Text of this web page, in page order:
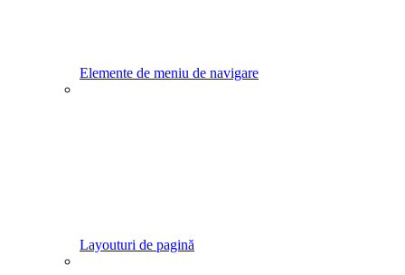
Elemente de meniu de navigare
Layouturi de pagină